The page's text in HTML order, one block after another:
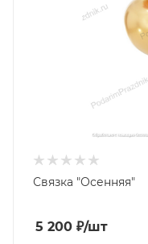
Связка "Осенняя"
5 200 ₽/шт